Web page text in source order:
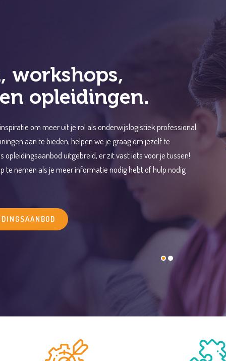
om meer uit je rol als onderwijslogistiek professional
aan te bieden, helpen we je graag om jezelf te
opleidingsaanbod uitgebreid, er zit vast iets voor je tussen!
te nemen als je meer informatie nodig hebt of hulp nodig
in uw onderwijslogistiek proces. Speciaal hiervoor is een